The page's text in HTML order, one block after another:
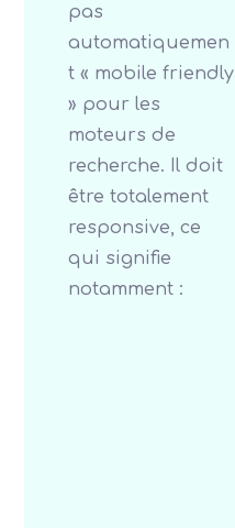
pas
automatiquemen
t « mobile friendly
» pour les
moteurs de
recherche. Il doit
être totalement
responsive, ce
qui signifie
notamment :